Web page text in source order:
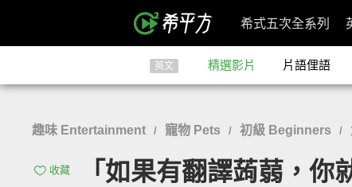
希式五次全系列
英文 精選影片 片語俚語
趣味 Entertainment / 寵物 Pets / 初級 Beginners /
收藏
「如果有翻譯蒟蒻，